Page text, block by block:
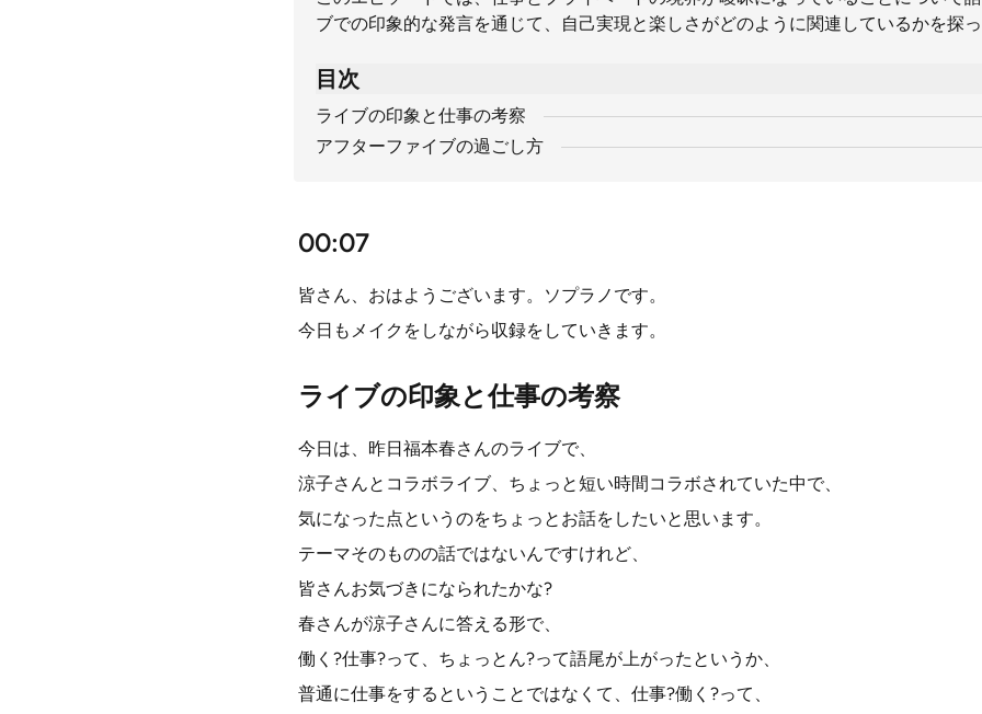
ブでの印象的な発言を通じて、自己実現と楽しさがどのように関連しているかを探
目次
ライブの印象と仕事の考察
アフターファイブの過ごし方
00:07
皆さん、おはようございます。ソプラノです。
今日もメイクをしながら収録をしていきます。
ライブの印象と仕事の考察
今日は、昨日福本春さんのライブで、
涼子さんとコラボライブ、ちょっと短い時間コラボされていた中で、
気になった点というのをちょっとお話をしたいと思います。
テーマそのものの話ではないんですけれど、
皆さんお気づきになられたかな?
春さんが涼子さんに答える形で、
働く?仕事?って、ちょっとん?って語尾が上がったというか、
普通に仕事をするということではなくて、仕事?働く?って、